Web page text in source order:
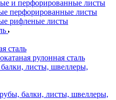
и перфорированные листы
перфорированные листы
рифленые листы
сталь
рулонная сталь
листы, швеллеры,
балки, листы, швеллеры,